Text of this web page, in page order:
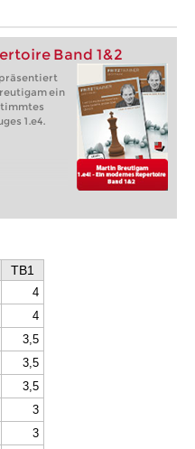
Band 1&2
ein
1.e4.
TB1
4
4
3,5
3,5
3,5
3
3